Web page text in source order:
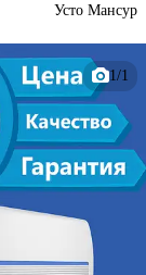
Усто Мансур
1/1